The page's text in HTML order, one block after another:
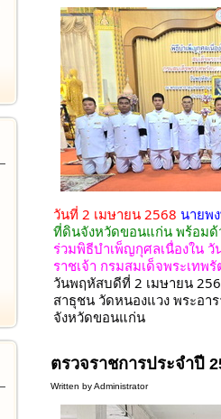
วันที่ 2 เมษายน 2568 นายพ
ที่ดินจังหวัดขอนแก่น พร้อมด้
ร่วมพิธีบำเพ็ญกุศลเนื่องใน
ราชเจ้า กรมสมเด็จพระเท
วันพฤหัสบดีที่ 2 เมษายน
สาธุชน วัดหนองแวง พระอา
จังหวัดขอนแก่น
ตรวจราชการประจำปี
Written by Administrator